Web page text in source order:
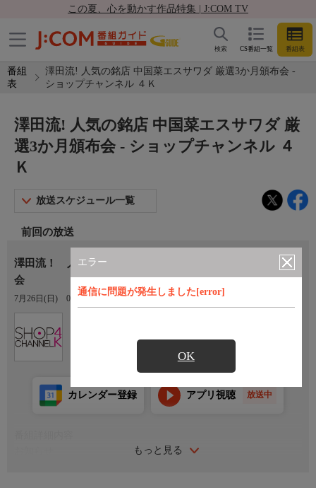
この夏、心を動かす作品特集 | J:COM TV
CS番組一覧 番組表
検索
番組
表
澤田流! 人気の銘店 中国菜エスサワダ 厳選3か月頒布会 -
ショップチャンネル ４Ｋ
エラー
通信に問題が発生しました[error]
OK
澤田流! 人気の銘店 中国菜エスサワダ 厳
選3か月頒布会 - ショップチャンネル ４
Ｋ
放送スケジュール一覧
前回の放送
澤田流！ 人気の銘店 中国菜エスサワダ 厳選３か月頒布
会
7月26日(日) 01:00〜02:00
もっと見る
カレンダー登録 アプリ視聴 放送中